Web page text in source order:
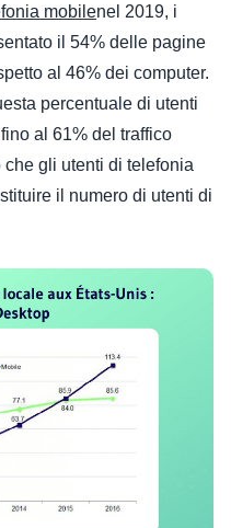
mobilenel 2019, i
il 54% delle pagine
al 46% dei computer.
percentuale di utenti
al 61% del traffico
che gli utenti di telefonia
il numero di utenti di